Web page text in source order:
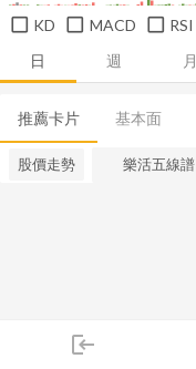
login
日 週 月
KD MACD RSI
推薦卡片 基本面
股價走勢 樂活五線譜